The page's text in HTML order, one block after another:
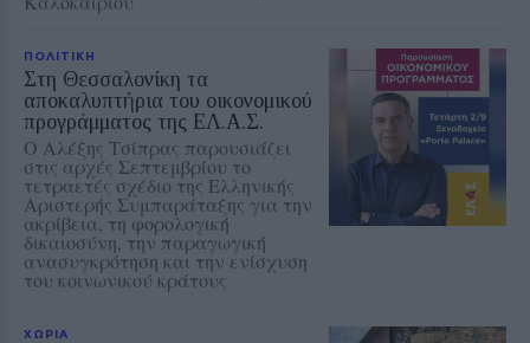
ΠΟΛΙΤΙΚΗ
Στη Θεσσαλονίκη τα
αποκαλυπτήρια του οικονομικού
προγράμματος της ΕΛ.Α.Σ.
Ο Αλέξης Τσίπρας παρουσιάζει
στις αρχές Σεπτεμβρίου το
τετραετές σχέδιο της Ελληνικής
Αριστερής Συμπαράταξης για την
ακρίβεια, τη φορολογική
δικαιοσύνη, την παραγωγική
ανασυγκρότηση και την ενίσχυση
του κοινωνικού κράτους
ΧΩΡΙΑ